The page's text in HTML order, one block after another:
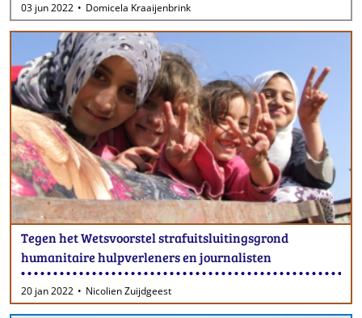
03 jun 2022 Domicela Kraaijenbrink
Tegen het Wetsvoorstel strafuitsluitingsgrond
humanitaire hulpverleners en journalisten
20 jan 2022 Nicolien Zuijdgeest